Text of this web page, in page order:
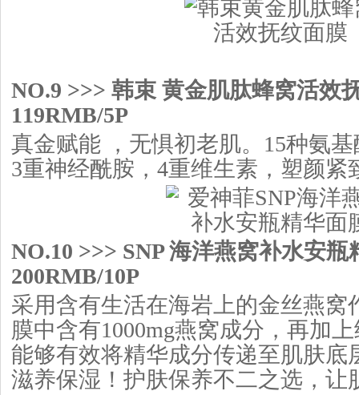
NO.9 >>> 韩束 黄金肌肽蜂窝活效
119RMB/5P
真金赋能 ，无惧初老肌。15种氨
3重神经酰胺，4重维生素，塑颜紧
NO.10 >>> SNP 海洋燕窝补水安瓶
200RMB/10P
采用含有生活在海岩上的金丝燕窝
膜中含有1000mg燕窝成分，再加
能够有效将精华成分传递至肌肤底
滋养保湿！护肤保养不二之选，让